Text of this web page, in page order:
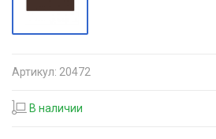
Артикул: 20472
В наличии